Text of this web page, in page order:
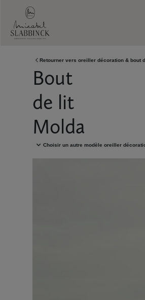
Skip to main content
Retourner vers oreiller décoration & bout
Bout
de lit
Molda
Choisir un autre modèle oreiller